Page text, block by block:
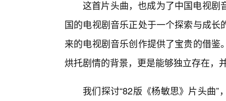
这首片头曲，也成为了中国电视剧
国的电视剧音乐正处于一个探索与成
来的电视剧音乐创作提供了宝贵的借
烘托剧情的背景，更是能够独立存在，
我们探讨“82版《杨敏思》片头曲